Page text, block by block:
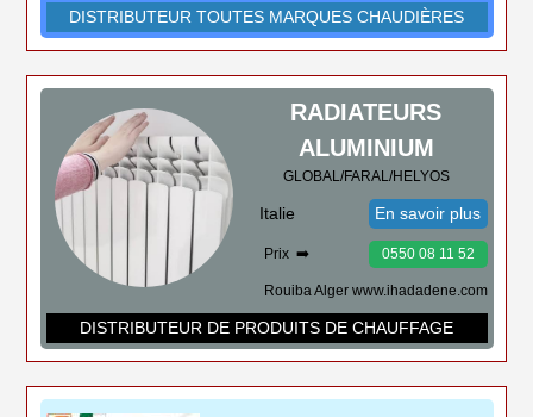
DISTRIBUTEUR TOUTES MARQUES CHAUDIÈRES
RADIATEURS
ALUMINIUM
GLOBAL/FARAL/HELYOS
Italie En savoir plus
Prix ➡️ 0550 08 11 52
Rouiba Alger www.ihadadene.com
DISTRIBUTEUR DE PRODUITS DE CHAUFFAGE